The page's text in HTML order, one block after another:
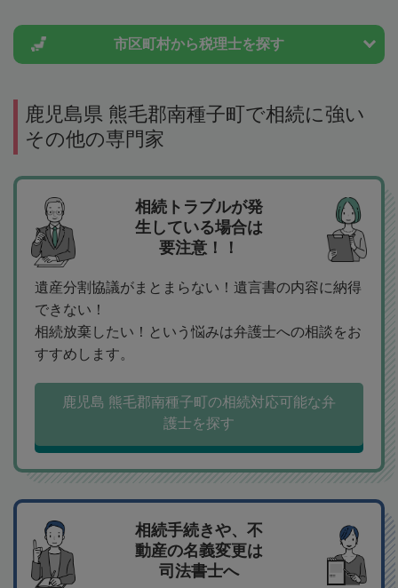
市区町村から税理士を探す
鹿児島県 熊毛郡南種子町で相続に強い
その他の専門家
相続トラブルが発
生している場合は
要注意！！
遺産分割協議がまとまらない！遺言書の内容に納得
できない！
相続放棄したい！という悩みは弁護士への相談をお
すすめします。
鹿児島 熊毛郡南種子町の相続対応可能な弁
護士を探す
相続手続きや、不
動産の名義変更は
司法書士へ